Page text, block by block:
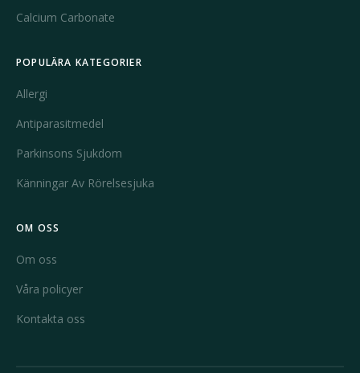
Calcium Carbonate
POPULÄRA KATEGORIER
Allergi
Antiparasitmedel
Parkinsons Sjukdom
Känningar Av Rörelsesjuka
OM OSS
Om oss
Våra policyer
Kontakta oss